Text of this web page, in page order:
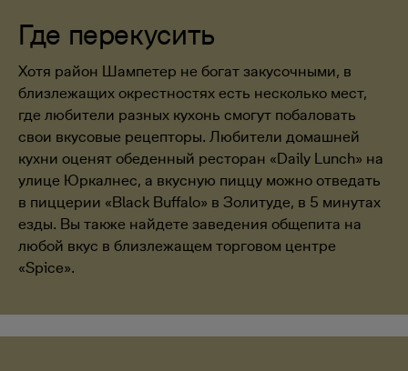
Где перекусить
Хотя район Шампетер не богат закусочными, в
близлежащих окрестностях есть несколько мест,
где любители разных кухонь смогут побаловать
свои вкусовые рецепторы. Любители домашней
кухни оценят обеденный ресторан «Daily Lunch» на
улице Юркалнес, а вкусную пиццу можно отведать
в пиццерии «Black Buffalo» в Золитуде, в 5 минутах
езды. Вы также найдете заведения общепита на
любой вкус в близлежащем торговом центре
«Spice».